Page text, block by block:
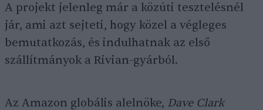
A projekt jelenleg már a közúti tesztelésnél
jár, ami azt sejteti, hogy közel a végleges
bemutatkozás, és indulhatnak az első
szállítmányok a Rivian-gyárból.
Az Amazon globális alelnöke, Dave Clark